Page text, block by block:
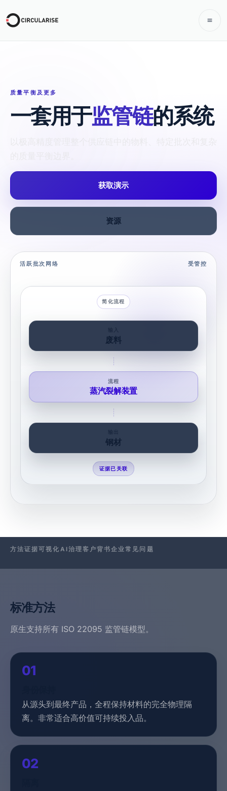
质量平衡及更多
一套用于监管链的系统
获取演示
资源
活跃批次网络 受管控
简化流程
废料
流程
蒸汽裂解装置
钢材
证据已关联
方法证据可视化 AI治理客户背书企业常见问题
标准方法
原生支持所有 ISO 22095 监管链模型。
01
从源头到最终产品，全程保持材料的完全物理隔
离。非常适合高价值可持续投入品。
02